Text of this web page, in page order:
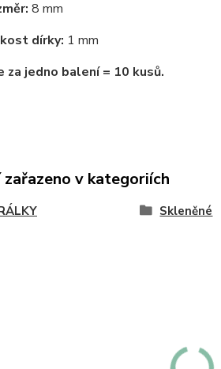
8 mm
dírky: 1 mm
za jedno balení = 10 kusů.
zařazeno v kategoriích
Skleněné